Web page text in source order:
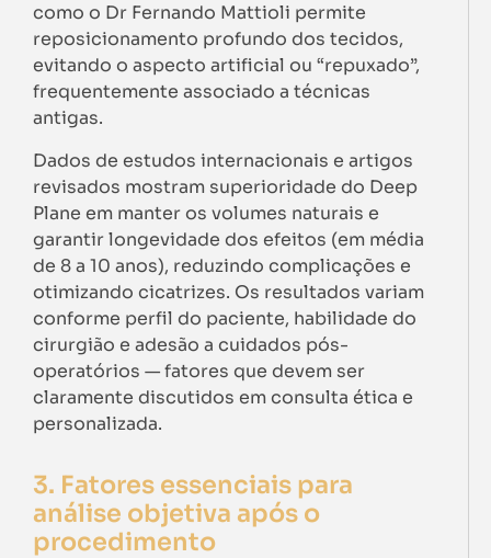
como o Dr Fernando Mattioli permite
reposicionamento profundo dos tecidos,
evitando o aspecto artificial ou “repuxado”,
frequentemente associado a técnicas
antigas.
Dados de estudos internacionais e artigos
revisados mostram superioridade do Deep
Plane em manter os volumes naturais e
garantir longevidade dos efeitos (em média
de 8 a 10 anos), reduzindo complicações e
otimizando cicatrizes. Os resultados variam
conforme perfil do paciente, habilidade do
cirurgião e adesão a cuidados pós-
operatórios — fatores que devem ser
claramente discutidos em consulta ética e
personalizada.
3. Fatores essenciais para
análise objetiva após o
procedimento